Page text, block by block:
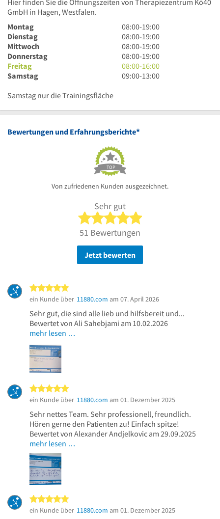
Hier finden Sie die Öffnungszeiten von Therapiezentrum Kö40
GmbH in Hagen, Westfalen.
Montag
8
Uhr
bis
19
Uhr
08:00-19:00
Dienstag
8
Uhr
bis
19
Uhr
08:00-19:00
Mittwoch
8
Uhr
bis
19
08:00-19:00
Donnerstag
8
Uhr
bis
08:00-19:00
Freitag
8
Uhr
08:00-16:00
Samstag
9
09:00-13:00
Samstag nur die Trainingsfläche
Bewertungen und Erfahrungsberichte*
TOP
Von zufriedenen Kunden ausgezeichnet.
Sehr gut
5 von 5 Sternen
51 Bewertungen
Jetzt bewerten
ein Kunde über 11880.com am 07. April 2026
Sehr gut, die sind alle lieb und hilfsbereit und...
Bewertet von Ali Sahebjami am 10.02.2026
mehr lesen …
ein Kunde über 11880.com am 01. Dezember 2025
Sehr nettes Team. Sehr professionell, freundlich.
Hören gerne den Patienten zu! Einfach spitze!
Bewertet von Alexander Andjelkovic am 29.09.2025
mehr lesen …
ein Kunde über 11880.com am 01. Dezember 2025